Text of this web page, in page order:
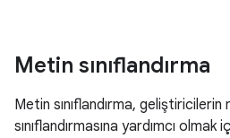
Metin sınıflandırma
Metin sınıflandırma, geliştiricilerin
sınıflandırmasına yardımcı